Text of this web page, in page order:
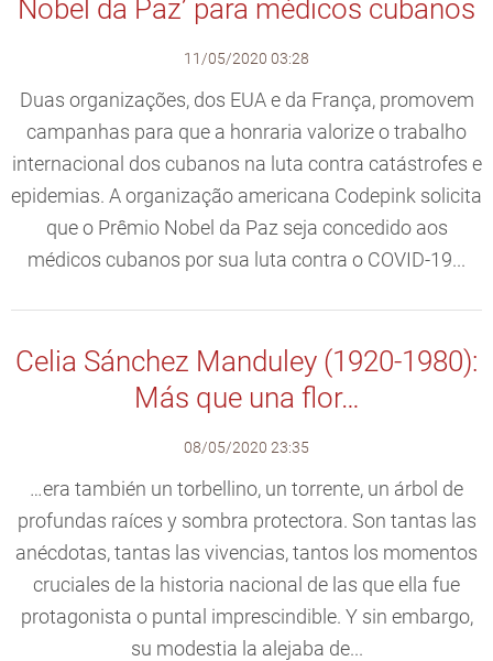
Nobel da Paz’ para médicos cubanos
11/05/2020 03:28
Duas organizações, dos EUA e da França, promovem
campanhas para que a honraria valorize o trabalho
internacional dos cubanos na luta contra catástrofes e
epidemias. A organização americana Codepink solicita
que o Prêmio Nobel da Paz seja concedido aos
médicos cubanos por sua luta contra o COVID-19...
Celia Sánchez Manduley (1920-1980):
Más que una flor…
08/05/2020 23:35
…era también un torbellino, un torrente, un árbol de
profundas raíces y sombra protectora. Son tantas las
anécdotas, tantas las vivencias, tantos los momentos
cruciales de la historia nacional de las que ella fue
protagonista o puntal imprescindible. Y sin embargo,
su modestia la alejaba de...